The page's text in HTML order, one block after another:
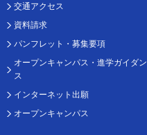
交通アクセス
資料請求
パンフレット・募集要項
オープンキャンパス・進学ガイダン
ス
インターネット出願
オープンキャンパス